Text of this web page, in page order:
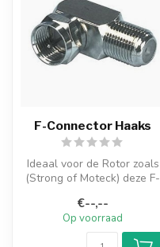
F-Connector Haaks
Ideaal voor de Rotor zoals
(Strong of Moteck) deze F-
...
€--,--
Op voorraad